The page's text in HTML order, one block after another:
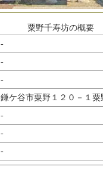
粟野千寿坊の概要
-
-
-
鎌ケ谷市粟野１２０－１粟
-
-
-